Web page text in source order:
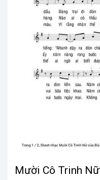
Mười Cô Trinh Nữ